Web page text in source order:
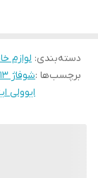
ارسال به کلیه
دسته‌بندی: لوازم
برچسب‌ها :شوفاژ 13 پره فن ایوولی ایتالیا
ایوولی